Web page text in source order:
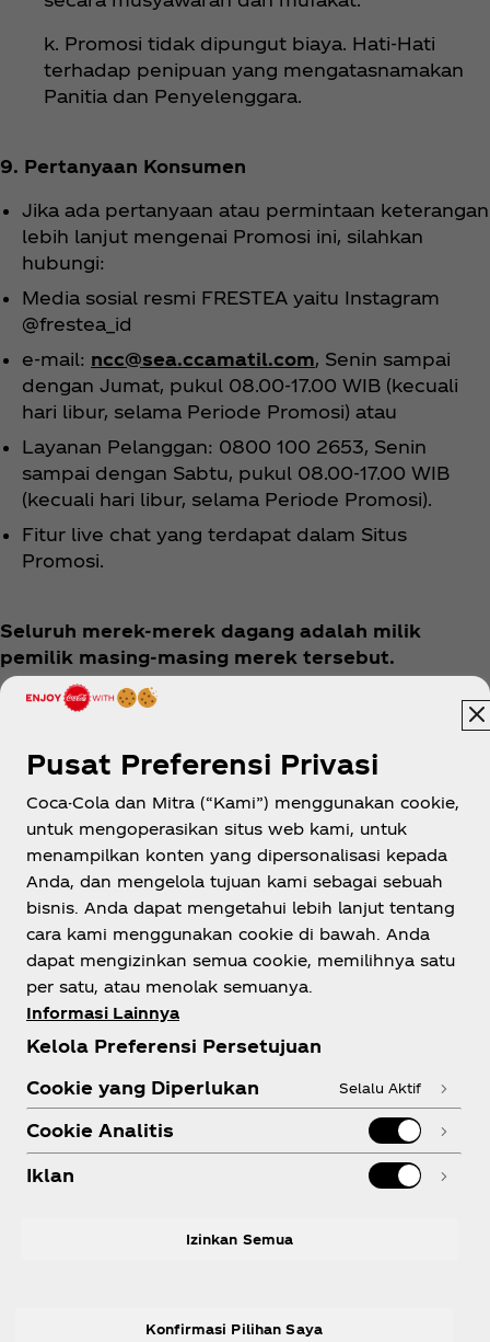
k. Promosi tidak dipungut biaya. Hati-Hati
terhadap penipuan yang mengatasnamakan
Panitia dan Penyelenggara.
9. Pertanyaan Konsumen
Jika ada pertanyaan atau permintaan keterangan
lebih lanjut mengenai Promosi ini, silahkan
hubungi:
Media sosial resmi FRESTEA yaitu Instagram
@frestea_id
e-mail: ncc@sea.ccamatil.com, Senin sampai
dengan Jumat, pukul 08.00-17.00 WIB (kecuali
hari libur, selama Periode Promosi) atau
Layanan Pelanggan: 0800 100 2653, Senin
sampai dengan Sabtu, pukul 08.00-17.00 WIB
(kecuali hari libur, selama Periode Promosi).
Fitur live chat yang terdapat dalam Situs
Promosi.
Seluruh merek-merek dagang adalah milik
pemilik masing-masing merek tersebut.
Indonesia
Tentang kami
Perlu bantuan?
Pusat Preferensi Privasi
Coca-Cola dan Mitra (“Kami”) menggunakan cookie,
untuk mengoperasikan situs web kami, untuk
menampilkan konten yang dipersonalisasi kepada
Anda, dan mengelola tujuan kami sebagai sebuah
bisnis. Anda dapat mengetahui lebih lanjut tentang
cara kami menggunakan cookie di bawah. Anda
dapat mengizinkan semua cookie, memilihnya satu
per satu, atau menolak semuanya.
Informasi Lainnya
Kelola Preferensi Persetujuan
Cookie yang Diperlukan
Selalu Aktif
Cookie Analitis
Iklan
Izinkan Semua
Konfirmasi Pilihan Saya